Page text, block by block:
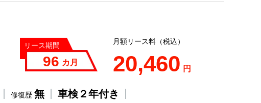
リース期間
96 カ月
月額リース料（税込）
20,460 円
修復歴 無 車検２年付き